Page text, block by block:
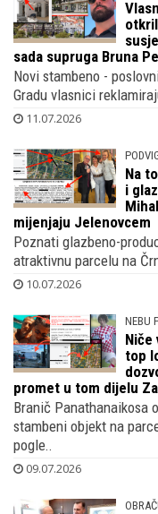
sada supruga Bruna
Novi stambeno -
Gradu vlasnici
11.07.2026
Na
i
mijenjaju Jelenovcem
Poznati glazbeno-
atraktivnu parcelu na
10.07.2026
NEBU
Niče
top
promet u tom dijelu
Branič Panathanaikosa
stambeni objekt na
pogle..
09.07.2026